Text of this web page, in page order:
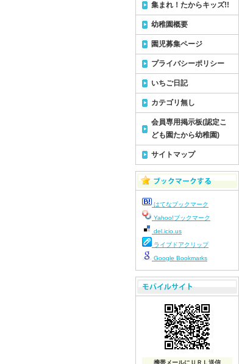
集まれ！たからキッズ!!
幼稚園概要
園児募集ページ
プライバシーポリシー
いちご日記
カテゴリ無し
会員専用掲示板(認定こ
ども園たから幼稚園)
サイトマップ
はてなブックマーク
Yahoo!ブックマーク
del.icio.us
ライブドアクリップ
Google Bookmarks
携帯メールにＵＲＬ送信